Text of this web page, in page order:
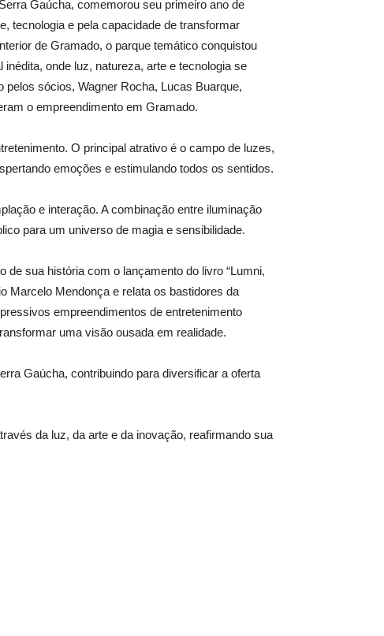
Gaúcha, comemorou seu primeiro ano de
tecnologia e pela capacidade de transformar
de Gramado, o parque temático conquistou
onde luz, natureza, arte e tecnologia se
sócios, Wagner Rocha, Lucas Buarque,
o empreendimento em Gramado.
O principal atrativo é o campo de luzes,
emoções e estimulando todos os sentidos.
e interação. A combinação entre iluminação
para um universo de magia e sensibilidade.
sua história com o lançamento do livro “Lumni,
Marcelo Mendonça e relata os bastidores da
empreendimentos de entretenimento
uma visão ousada em realidade.
Gaúcha, contribuindo para diversificar a oferta
da luz, da arte e da inovação, reafirmando sua